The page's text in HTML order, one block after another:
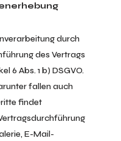
durch
des Vertrags
6 Abs. 1 b) DSGVO.
fallen auch
findet
E-Mail-